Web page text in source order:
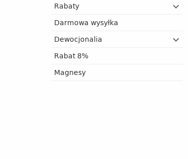
Rabaty
Darmowa wysyłka
Dewocjonalia
Rabat 8%
Magnesy